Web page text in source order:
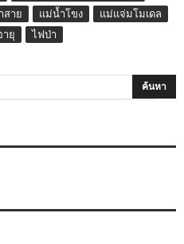
สาย แม่น้ำโขง
แม่แจ่มโมเดล
ายุ ไฟป่า